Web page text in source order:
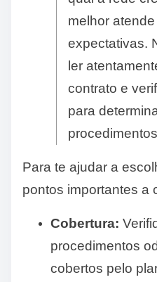
melhor
expectativas.
ler
contrato e
para
Para te ajudar a
pontos importantes a
Cobertura:
procedimentos
cobertos pelo